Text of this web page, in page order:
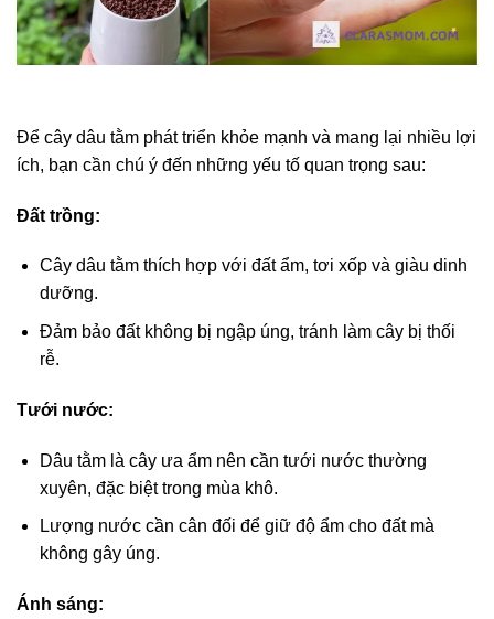
Để cây dâu tằm phát triển khỏe mạnh và mang lại nhiều lợi
ích, bạn cần chú ý đến những yếu tố quan trọng sau:
Đất trồng:
Cây dâu tằm thích hợp với đất ẩm, tơi xốp và giàu dinh
dưỡng.
Đảm bảo đất không bị ngập úng, tránh làm cây bị thối
rễ.
Tưới nước:
Dâu tằm là cây ưa ẩm nên cần tưới nước thường
xuyên, đặc biệt trong mùa khô.
Lượng nước cần cân đối để giữ độ ẩm cho đất mà
không gây úng.
Ánh sáng: